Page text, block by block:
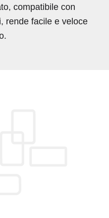
compatibile con
rende facile e veloce